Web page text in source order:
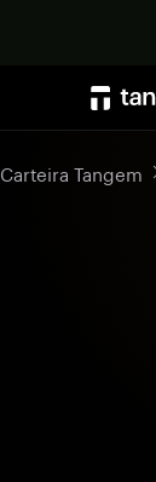
Carteira Tangem